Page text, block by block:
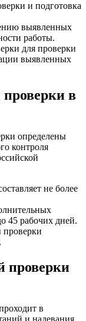
и подготовка
выявленных
работы.
для проверки
выявленных
проверки в
определены
контроля
не более
45 рабочих дней.
проверки
проверки
в
и надевания